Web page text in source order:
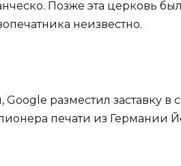
Позже эта церковь
неизвестно.
Google разместил заставку
печати из Германии